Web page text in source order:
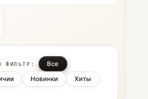
ФИЛЬТР:
Все
Новинки Хиты